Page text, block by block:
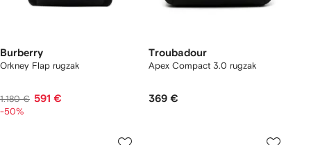
Burberry
Orkney Flap rugzak
1.180 € 591 €
-50%
Troubadour
Apex Compact 3.0 rugzak
369 €